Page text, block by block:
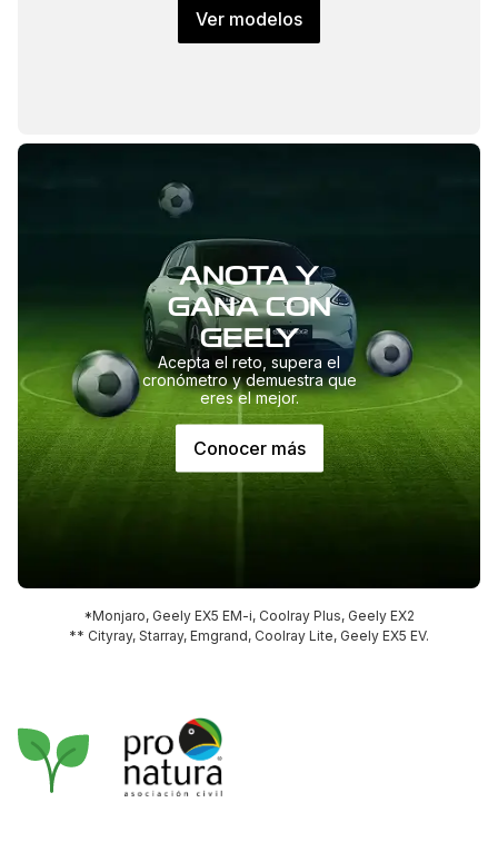
Ver modelos
ANOTA Y
GANA CON
GEELY
Acepta el reto, supera el
cronómetro y demuestra que
eres el mejor.
Conocer más
*Monjaro, Geely EX5 EM-i, Coolray Plus, Geely EX2
** Cityray, Starray, Emgrand, Coolray Lite, Geely EX5 EV.